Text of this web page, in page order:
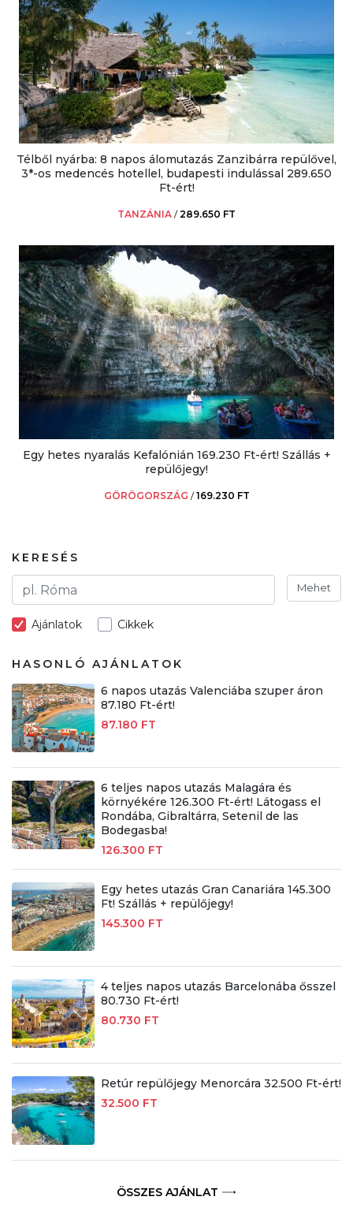
Télből nyárba: 8 napos álomutazás Zanzibárra repülővel,
3*-os medencés hotellel, budapesti indulással 289.650
Ft-ért!
TANZÁNIA /289.650 FT
Egy hetes nyaralás Kefalónián 169.230 Ft-ért! Szállás +
repülőjegy!
GÖRÖGORSZÁG /169.230 FT
KERESÉS
Mehet
Ajánlatok Cikkek
HASONLÓ AJÁNLATOK
6 napos utazás Valenciába szuper áron
87.180 Ft-ért!
87.180 FT
6 teljes napos utazás Malagára és
környékére 126.300 Ft-ért! Látogass el
Rondába, Gibraltárra, Setenil de las
Bodegasba!
126.300 FT
Egy hetes utazás Gran Canariára 145.300
Ft! Szállás + repülőjegy!
145.300 FT
4 teljes napos utazás Barcelonába ősszel
80.730 Ft-ért!
80.730 FT
Retúr repülőjegy Menorcára 32.500 Ft-ért!
32.500 FT
ÖSSZES AJÁNLAT